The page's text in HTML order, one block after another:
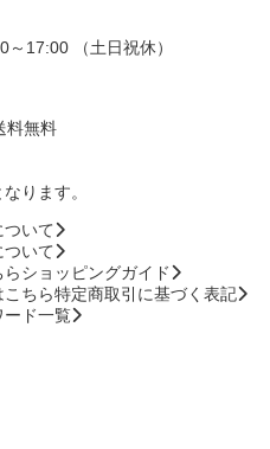
17:00 （土日祝休）
料無料
ります。
ついて
ついて
ショッピングガイド
特定商取引に基づく表記
ード一覧